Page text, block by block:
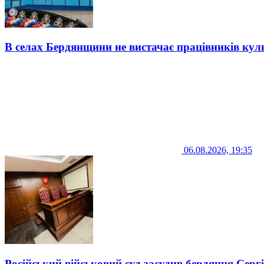
В селах Бердянщини не вистачає працівників
06.08.2026, 19:35